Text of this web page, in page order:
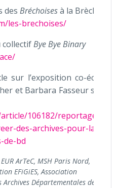
des Bréchoisesà la Brèche
les-brechoises/
collectifBye Bye Binary
sur l’exposition co-écrit
et Barbara Fasseur sur
106182/reportages
des-archives-pour-la-
de-bd
ArTeC, MSH Paris Nord,
EFiGiES, Association
Départementales de